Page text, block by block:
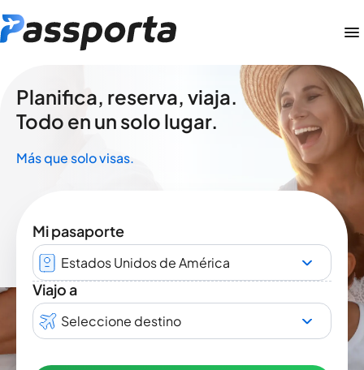
Planifica, reserva, viaja.
Todo en un solo lugar.
Más que solo visas.
Mi pasaporte
Estados Unidos de América
Viajo a
Seleccione destino